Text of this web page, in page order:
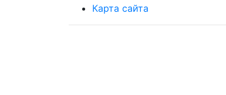
Карта сайта